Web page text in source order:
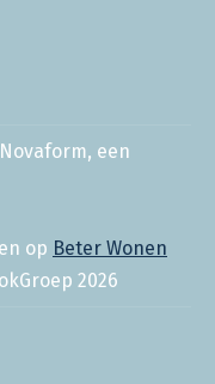
een
op Beter Wonen
2026